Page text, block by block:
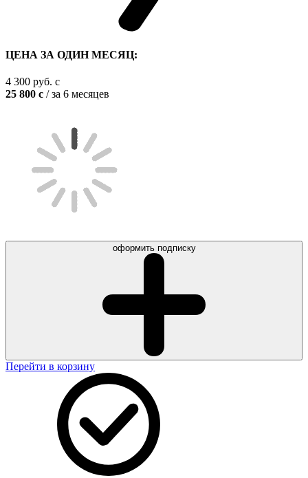
ЦЕНА ЗА ОДИН МЕСЯЦ:
4 300 руб. c
25 800 c / за 6 месяцев
оформить подписку
Перейти в корзину